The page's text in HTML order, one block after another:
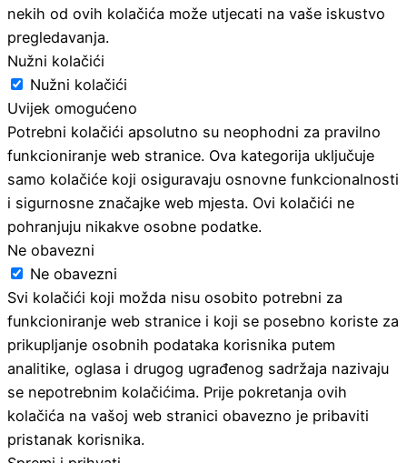
nekih od ovih kolačića može utjecati na vaše iskustvo
pregledavanja.
Nužni kolačići
Nužni kolačići
Uvijek omogućeno
Potrebni kolačići apsolutno su neophodni za pravilno
funkcioniranje web stranice. Ova kategorija uključuje
samo kolačiće koji osiguravaju osnovne funkcionalnosti
i sigurnosne značajke web mjesta. Ovi kolačići ne
pohranjuju nikakve osobne podatke.
Ne obavezni
Ne obavezni
Svi kolačići koji možda nisu osobito potrebni za
funkcioniranje web stranice i koji se posebno koriste za
prikupljanje osobnih podataka korisnika putem
analitike, oglasa i drugog ugrađenog sadržaja nazivaju
se nepotrebnim kolačićima. Prije pokretanja ovih
kolačića na vašoj web stranici obavezno je pribaviti
pristanak korisnika.